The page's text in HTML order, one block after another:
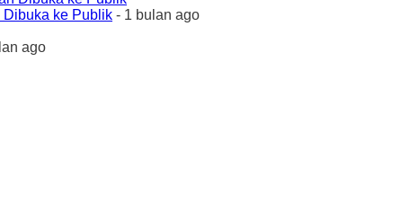
Dibuka ke Publik - 1 bulan ago
ago